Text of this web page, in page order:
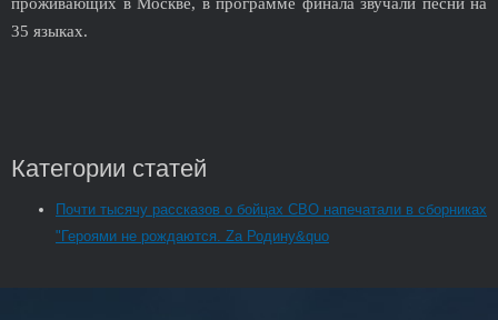
35 языках.
Категории статей
Почти тысячу рассказов о бойцах СВО напечатали в сборниках
"Героями не рождаются. Zа Родину&quo